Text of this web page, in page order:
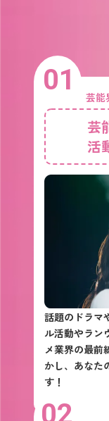
01
芸能
芸
活
話題のドラマ
ル活動やラン
メ業界の最前
かし、あなた
す！